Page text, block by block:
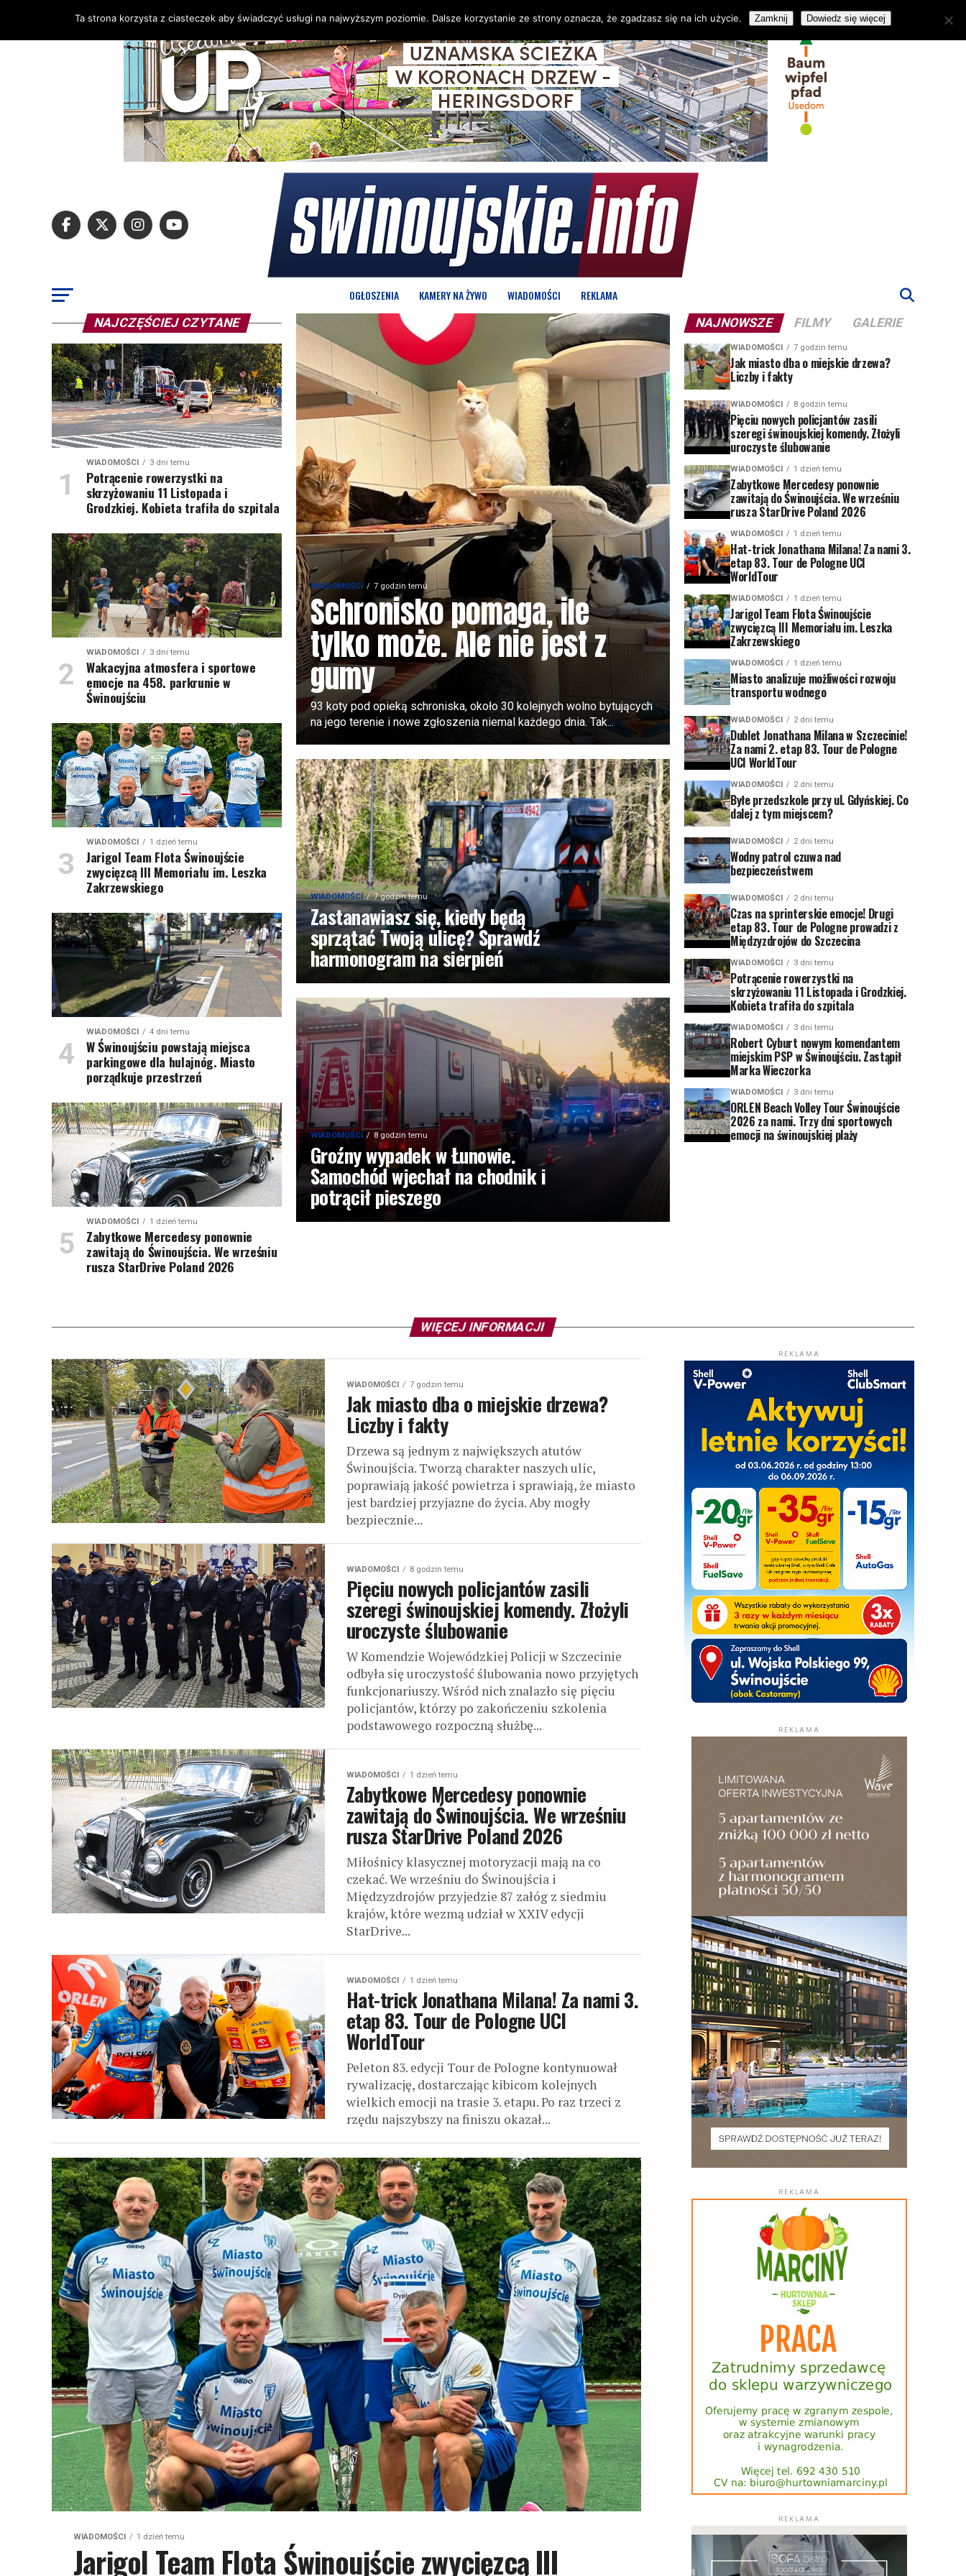
OGŁOSZENIA KAMERY NA ŻYWO WIADOMOŚCI REKLAMA
WIADOMOŚCI 7 godzin temu
Schronisko pomaga, ile
tylko może. Ale nie jest z
gumy
93 koty pod opieką schroniska, około 30 kolejnych wolno bytujących
na jego terenie i nowe zgłoszenia niemal każdego dnia. Tak...
WIADOMOŚCI 7 godzin temu
Zastanawiasz się, kiedy będą
sprzątać Twoją ulicę? Sprawdź
harmonogram na sierpień
WIADOMOŚCI 8 godzin temu
Groźny wypadek w Łunowie.
Samochód wjechał na chodnik i
potrącił pieszego
NAJCZĘŚCIEJ CZYTANE
WIADOMOŚCI 3 dni temu
Potrącenie rowerzystki na
skrzyżowaniu 11 Listopada i
Grodzkiej. Kobieta trafiła do szpitala
WIADOMOŚCI 3 dni temu
Wakacyjna atmosfera i sportowe
emocje na 458. parkrunie w
Świnoujściu
WIADOMOŚCI 1 dzień temu
Jarigol Team Flota Świnoujście
zwycięzcą III Memoriału im. Leszka
Zakrzewskiego
WIADOMOŚCI 4 dni temu
W Świnoujściu powstają miejsca
parkingowe dla hulajnóg. Miasto
porządkuje przestrzeń
WIADOMOŚCI 1 dzień temu
Zabytkowe Mercedesy ponownie
zawitają do Świnoujścia. We wrześniu
rusza StarDrive Poland 2026
NAJNOWSZE FILMY GALERIE
WIADOMOŚCI 7 godzin temu
Jak miasto dba o miejskie drzewa?
Liczby i fakty
WIADOMOŚCI 8 godzin temu
Pięciu nowych policjantów zasili
szeregi świnoujskiej komendy. Złożyli
uroczyste ślubowanie
WIADOMOŚCI 1 dzień temu
Zabytkowe Mercedesy ponownie
zawitają do Świnoujścia. We wrześniu
rusza StarDrive Poland 2026
WIADOMOŚCI 1 dzień temu
Hat-trick Jonathana Milana! Za nami 3.
etap 83. Tour de Pologne UCI
WorldTour
WIADOMOŚCI 1 dzień temu
Jarigol Team Flota Świnoujście
zwycięzcą III Memoriału im. Leszka
Zakrzewskiego
WIADOMOŚCI 1 dzień temu
Miasto analizuje możliwości rozwoju
transportu wodnego
WIADOMOŚCI 2 dni temu
Dublet Jonathana Milana w Szczecinie!
Za nami 2. etap 83. Tour de Pologne
UCI WorldTour
WIADOMOŚCI 2 dni temu
Byłe przedszkole przy ul. Gdyńskiej. Co
dalej z tym miejscem?
WIADOMOŚCI 2 dni temu
Wodny patrol czuwa nad
bezpieczeństwem
WIADOMOŚCI 2 dni temu
Czas na sprinterskie emocje! Drugi
etap 83. Tour de Pologne prowadzi z
Międzyzdrojów do Szczecina
WIADOMOŚCI 3 dni temu
Potrącenie rowerzystki na
skrzyżowaniu 11 Listopada i Grodzkiej.
Kobieta trafiła do szpitala
WIADOMOŚCI 3 dni temu
Robert Cyburt nowym komendantem
miejskim PSP w Świnoujściu. Zastąpił
Marka Wieczorka
WIADOMOŚCI 3 dni temu
ORLEN Beach Volley Tour Świnoujście
2026 za nami. Trzy dni sportowych
emocji na świnoujskiej plaży
WIĘCEJ INFORMACJI
WIADOMOŚCI 7 godzin temu
Jak miasto dba o miejskie drzewa?
Liczby i fakty
Drzewa są jednym z największych atutów
Świnoujścia. Tworzą charakter naszych ulic,
poprawiają jakość powietrza i sprawiają, że miasto
jest bardziej przyjazne do życia. Aby mogły
bezpiecznie...
WIADOMOŚCI 8 godzin temu
Pięciu nowych policjantów zasili
szeregi świnoujskiej komendy. Złożyli
uroczyste ślubowanie
W Komendzie Wojewódzkiej Policji w Szczecinie
odbyła się uroczystość ślubowania nowo przyjętych
funkcjonariuszy. Wśród nich znalazło się pięciu
policjantów, którzy po zakończeniu szkolenia
podstawowego rozpoczną służbę...
WIADOMOŚCI 1 dzień temu
Zabytkowe Mercedesy ponownie
zawitają do Świnoujścia. We wrześniu
rusza StarDrive Poland 2026
Miłośnicy klasycznej motoryzacji mają na co
czekać. We wrześniu do Świnoujścia i
Międzyzdrojów przyjedzie 87 załóg z siedmiu
krajów, które wezmą udział w XXIV edycji
StarDrive...
WIADOMOŚCI 1 dzień temu
Hat-trick Jonathana Milana! Za nami 3.
etap 83. Tour de Pologne UCI
WorldTour
Peleton 83. edycji Tour de Pologne kontynuował
rywalizację, dostarczając kibicom kolejnych
wielkich emocji na trasie 3. etapu. Po raz trzeci z
rzędu najszybszy na finiszu okazał...
WIADOMOŚCI 1 dzień temu
Jarigol Team Flota Świnoujście zwycięzcą III
REKLAMA
REKLAMA
REKLAMA
REKLAMA
Ta strona korzysta z ciasteczek aby świadczyć usługi na najwyższym poziomie. Dalsze korzystanie ze strony oznacza, że zgadzasz się na ich użycie. Zamknij Dowiedz się więcej